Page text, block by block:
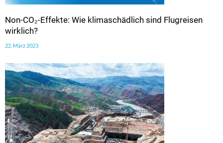
Non-CO₂-Effekte: Wie klimaschädlich sind Flugreisen
wirklich?
22. März 2023